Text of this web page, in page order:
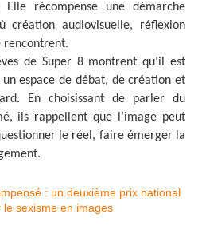
Elle récompense une démarche
création audiovisuelle, réflexion
rencontrent.
de Super 8 montrent qu’il est
espace de débat, de création et
En choisissant de parler du
ils rappellent que l’image peut
le réel, faire émerger la